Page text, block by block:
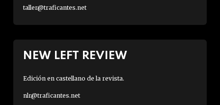
taller@traficantes.net
NEW LEFT REVIEW
Edición en castellano de la revista.
nlr@traficantes.net